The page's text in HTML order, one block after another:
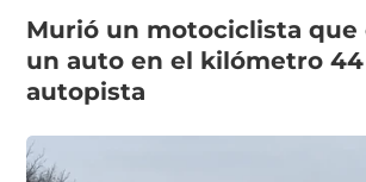
Murió un motociclista que
un auto en el kilómetro
autopista